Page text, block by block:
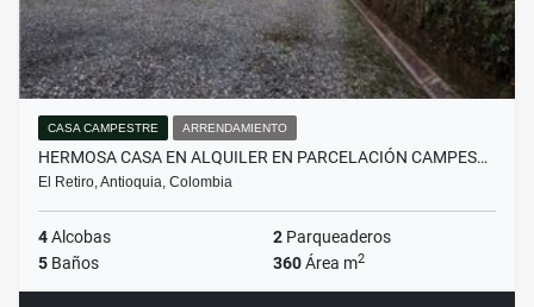
CASA CAMPESTRE ARRENDAMIENTO
HERMOSA CASA EN ALQUILER EN PARCELACIÓN CAMPES…
El Retiro, Antioquia, Colombia
4Alcobas 2 Parqueaderos
5 Baños 360Área m2